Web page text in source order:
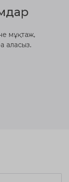
мұқтаж,
аласыз.